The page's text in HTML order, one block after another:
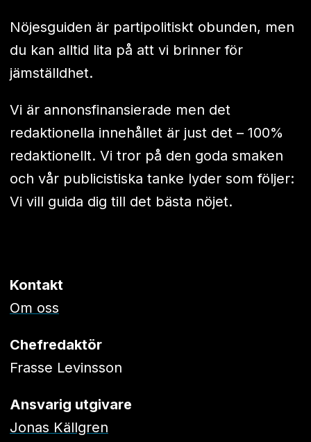
Nöjesguiden är partipolitiskt obunden, men
du kan alltid lita på att vi brinner för
jämställdhet.
Vi är annonsfinansierade men det
redaktionella innehållet är just det – 100%
redaktionellt. Vi tror på den goda smaken
och vår publicistiska tanke lyder som följer:
Vi vill guida dig till det bästa nöjet.
Kontakt
Om oss
Chefredaktör
Frasse Levinsson
Ansvarig utgivare
Jonas Källgren